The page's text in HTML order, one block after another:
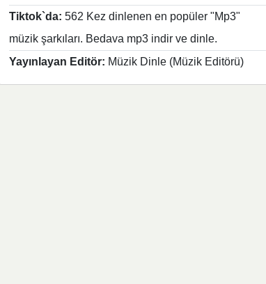
Tiktok`da: 562 Kez dinlenen en popüler "Mp3"
müzik şarkıları. Bedava mp3 indir ve dinle.
Yayınlayan Editör: Müzik Dinle (Müzik Editörü)